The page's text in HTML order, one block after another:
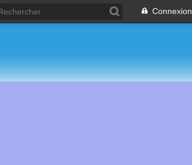
Connexion